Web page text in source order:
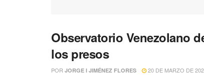
EN CONEXIÓN GENERAL
Observatorio Venezolano
los presos
POR JORGE I JIMÉNEZ FLORES 20 DE MARZO DE